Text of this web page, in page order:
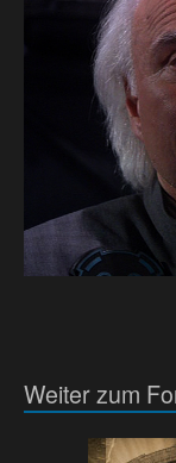
Weiter zum